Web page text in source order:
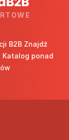
B2B Znajdź
Katalog ponad